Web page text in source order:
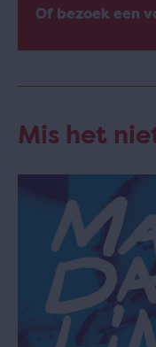
Of bezoek een
Mis het